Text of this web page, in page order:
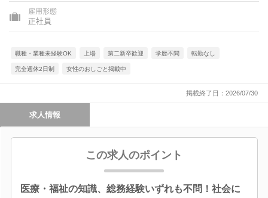
雇用形態
正社員
職種・業種未経験OK 上場 第二新卒歓迎 学歴不問 転勤なし
完全週休2日制 女性のおしごと掲載中
掲載終了日：2026/07/30
求人情報
この求人のポイント
医療・福祉の知識、総務経験いずれも不問！社会に